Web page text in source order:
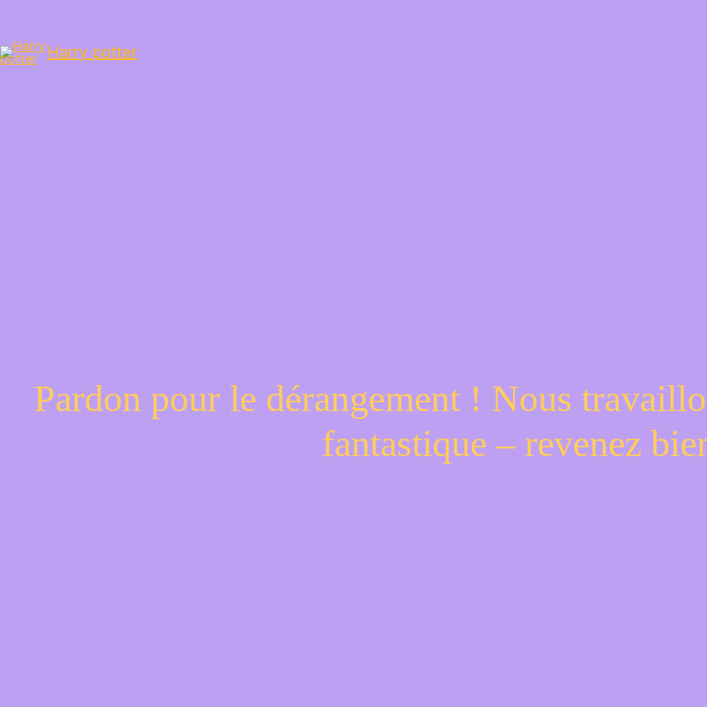
Harry potter
Pardon pour le dérangement ! Nous
fantastique – revenez